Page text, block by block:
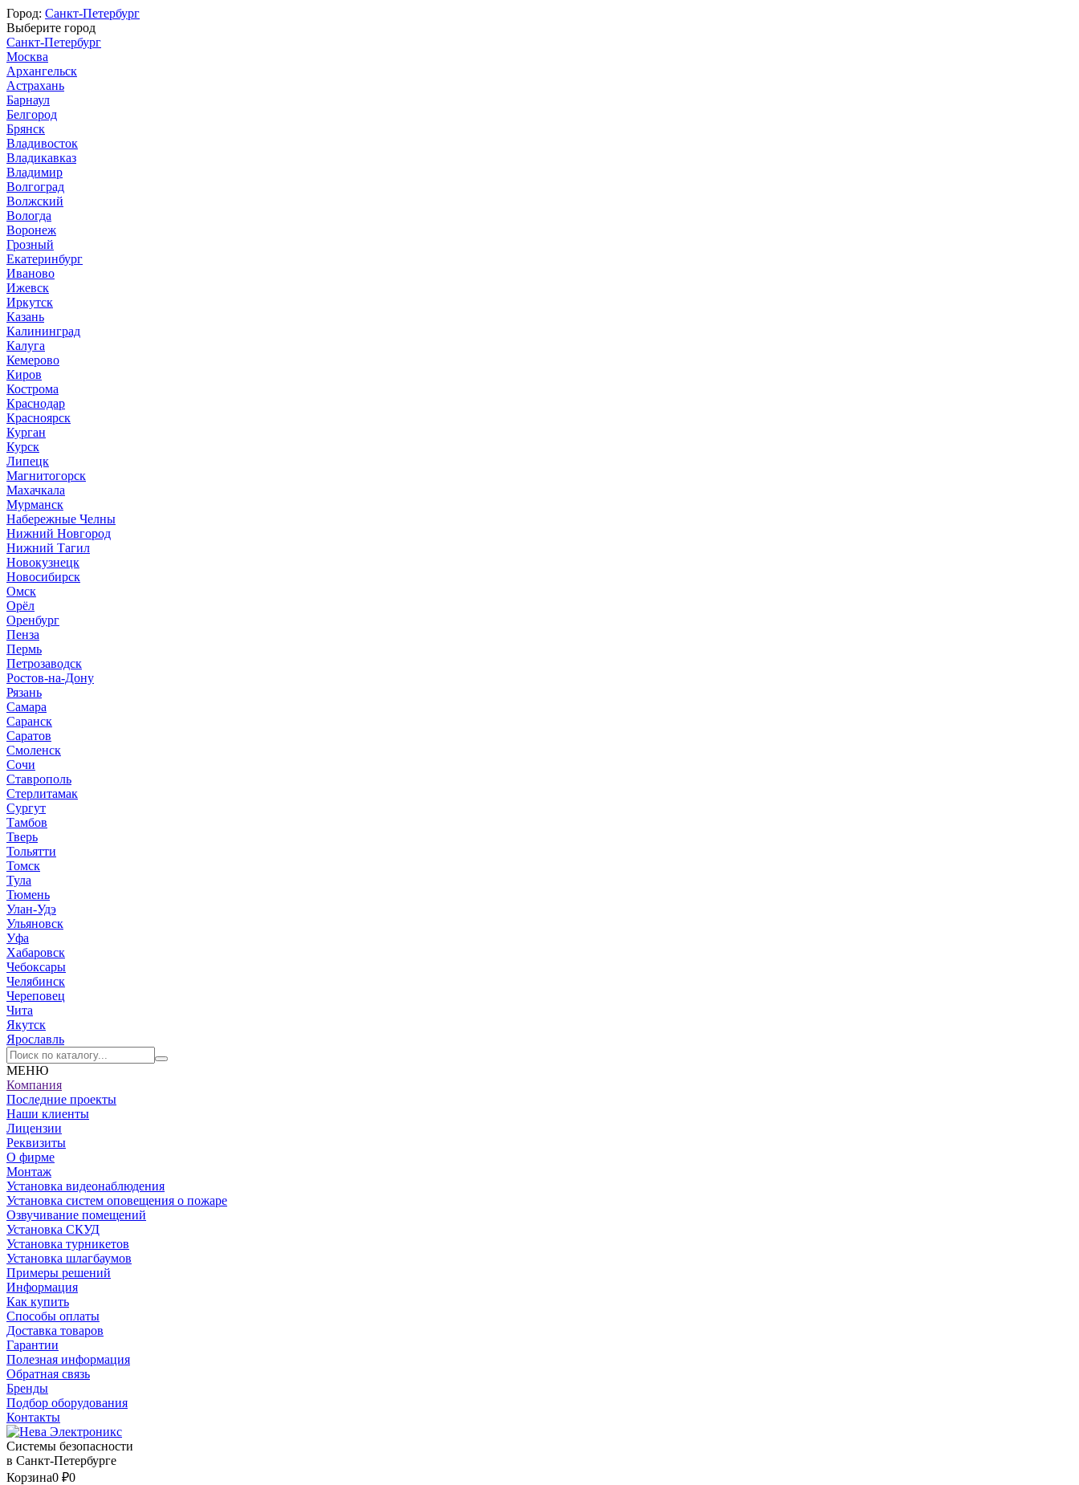
Город: Санкт-Петербург
Выберите город
Санкт-Петербург
Москва
Архангельск
Астрахань
Барнаул
Белгород
Брянск
Владивосток
Владикавказ
Владимир
Волгоград
Волжский
Вологда
Воронеж
Грозный
Екатеринбург
Иваново
Ижевск
Иркутск
Казань
Калининград
Калуга
Кемерово
Киров
Кострома
Краснодар
Красноярск
Курган
Курск
Липецк
Магнитогорск
Махачкала
Мурманск
Набережные Челны
Нижний Новгород
Нижний Тагил
Новокузнецк
Новосибирск
Омск
Орёл
Оренбург
Пенза
Пермь
Петрозаводск
Ростов-на-Дону
Рязань
Самара
Саранск
Саратов
Смоленск
Сочи
Ставрополь
Стерлитамак
Сургут
Тамбов
Тверь
Тольятти
Томск
Тула
Тюмень
Улан-Удэ
Ульяновск
Уфа
Хабаровск
Чебоксары
Челябинск
Череповец
Чита
Якутск
Ярославль
МЕНЮ
Компания
Последние проекты
Наши клиенты
Лицензии
Реквизиты
О фирме
Монтаж
Установка видеонаблюдения
Установка систем оповещения о пожаре
Озвучивание помещений
Установка СКУД
Установка турникетов
Установка шлагбаумов
Примеры решений
Информация
Как купить
Способы оплаты
Доставка товаров
Гарантии
Полезная информация
Обратная связь
Бренды
Подбор оборудования
Контакты
Системы безопасности
в Санкт-Петербурге
Корзина0 ₽0